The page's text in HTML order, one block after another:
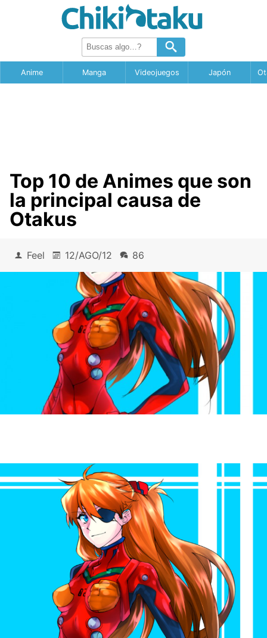
Anime Manga Videojuegos Japón
Top 10 de Animes que son
la principal causa de
Otakus
Feel 12/AGO/12 86